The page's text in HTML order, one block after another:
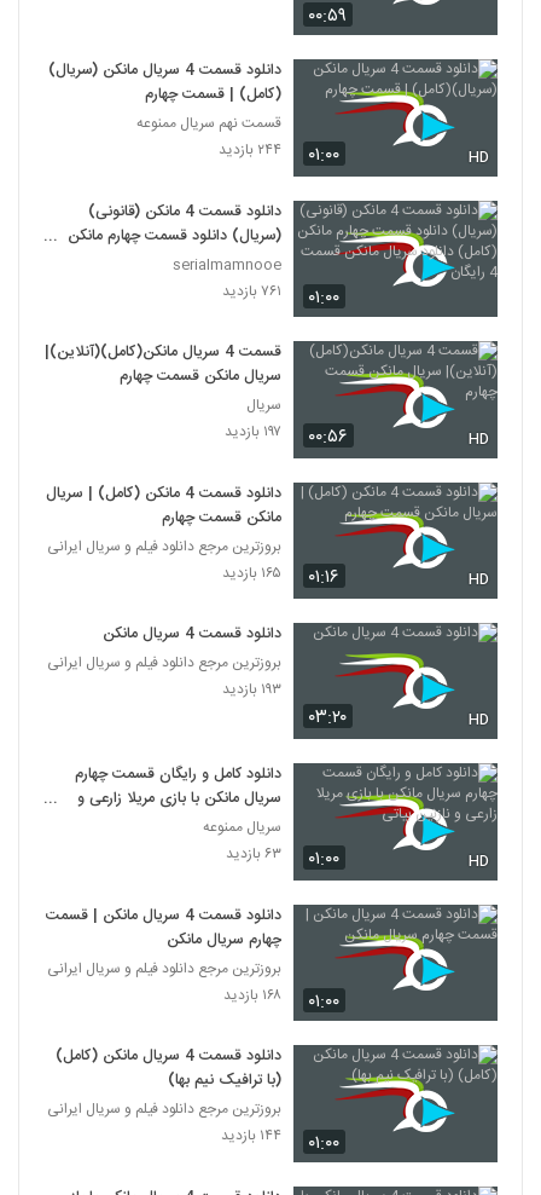
۰۰:۵۹
۰۱:۰۰ HD
دانلود قسمت 4 سریال مانکن (سریال)
(کامل) | قسمت چهارم
قسمت نهم سریال ممنوعه
۲۴۴ بازدید
۰۱:۰۰
دانلود قسمت 4 مانکن (قانونی)
(سریال) دانلود قسمت چهارم مانکن
رایگان
serialmamnooe
۷۶۱ بازدید
۰۰:۵۶ HD
قسمت 4 سریال مانکن(کامل)(آنلاین)|
سریال مانکن قسمت چهارم
سریال
۱۹۷ بازدید
۰۱:۱۶ HD
دانلود قسمت 4 مانکن (کامل) | سریال
مانکن قسمت چهارم
بروزترین مرجع دانلود فیلم و سریال ایرانی
۱۶۵ بازدید
۰۳:۲۰ HD
دانلود قسمت 4 سریال مانکن
بروزترین مرجع دانلود فیلم و سریال ایرانی
۱۹۳ بازدید
۰۱:۰۰ HD
دانلود کامل و رایگان قسمت چهارم
سریال مانکن با بازی مریلا زارعی و
نازنین بیاتی
سریال ممنوعه
۶۳ بازدید
۰۱:۰۰
دانلود قسمت 4 سریال مانکن | قسمت
چهارم سریال مانکن
بروزترین مرجع دانلود فیلم و سریال ایرانی
۱۶۸ بازدید
۰۱:۰۰
دانلود قسمت 4 سریال مانکن (کامل)
(با ترافیک نیم بها)
بروزترین مرجع دانلود فیلم و سریال ایرانی
۱۴۴ بازدید